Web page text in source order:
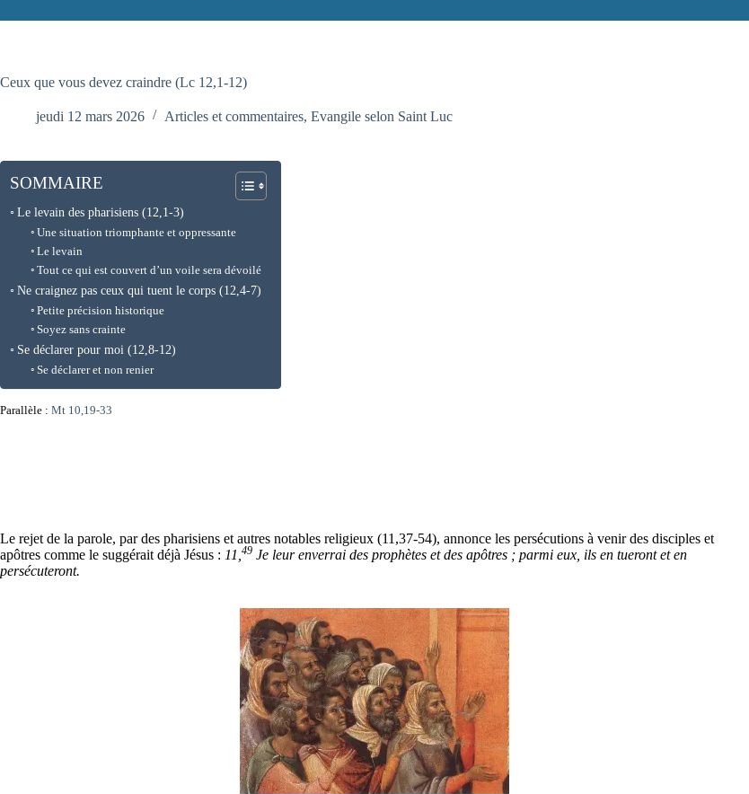
Ceux que vous devez craindre (Lc 12,1-12)
jeudi 12 mars 2026 Articles et commentaires, Evangile selon Saint Luc
SOMMAIRE
Le levain des pharisiens (12,1-3)
Une situation triomphante et oppressante
Le levain
Tout ce qui est couvert d’un voile sera dévoilé
Ne craignez pas ceux qui tuent le corps (12,4-7)
Petite précision historique
Soyez sans crainte
Se déclarer pour moi (12,8-12)
Se déclarer et non renier
Parallèle : Mt 10,19-33
Le rejet de la parole, par des pharisiens et autres notables religieux (11,37-54), annonce les persécutions à venir des disciples et
apôtres comme le suggérait déjà Jésus : 11, 49 Je leur enverrai des prophètes et des apôtres ; parmi eux, ils en tueront et en
persécuteront.